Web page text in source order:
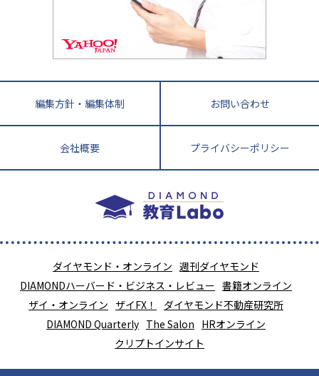
長崎県 熊本県
鹿児島県 沖縄県
教育ジャーナリストが徹底解説！ 大学受験の羅
編集方針・編集体制 お問い合わせ
会社概要 プライバシーポリシー
ダイヤモンド・オンライン 週刊ダイヤモンド
DIAMONDハーバード・ビジネス・レビュー 書籍オンライン
ザイ・オンライン ザイFX！
ダイヤモンド不動産研究所
DIAMOND Quarterly The Salon HRオンライン
クリプトインサイト